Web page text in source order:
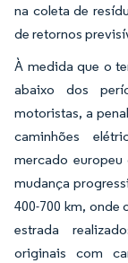
na coleta de
de retornos
À medida que o
abaixo dos
motoristas, a
caminhões
mercado europeu
mudança
400-700 km, onde
estrada
originais com